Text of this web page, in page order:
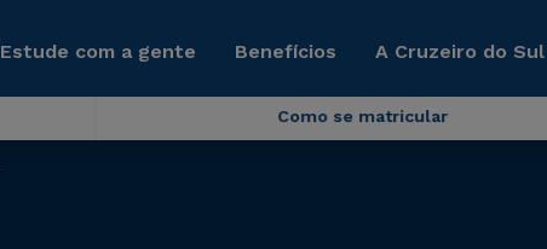
Estude com a gente Benefícios A Cruzeiro do
Como se matricular